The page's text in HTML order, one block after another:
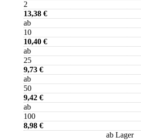
2
13,38 €
ab
10
10,40 €
ab
25
9,73 €
ab
50
9,42 €
ab
100
8,98 €
ab Lager